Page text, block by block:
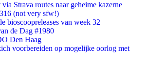
Strava routes naar geheime kazerne
(not very sfw!)
bioscoopreleases van week 32
de Dag #1980
Den Haag
voorbereiden op mogelijke oorlog met